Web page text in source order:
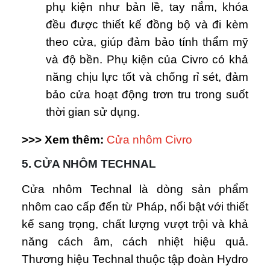
phụ kiện như bản lề, tay nắm, khóa
đều được thiết kế đồng bộ và đi kèm
theo cửa, giúp đảm bảo tính thẩm mỹ
và độ bền. Phụ kiện của Civro có khả
năng chịu lực tốt và chống rỉ sét, đảm
bảo cửa hoạt động trơn tru trong suốt
thời gian sử dụng.
>>> Xem thêm: Cửa nhôm Civro
5. CỬA NHÔM TECHNAL
Cửa nhôm Technal là dòng sản phẩm
nhôm cao cấp đến từ Pháp, nổi bật với thiết
kế sang trọng, chất lượng vượt trội và khả
năng cách âm, cách nhiệt hiệu quả.
Thương hiệu Technal thuộc tập đoàn Hydro